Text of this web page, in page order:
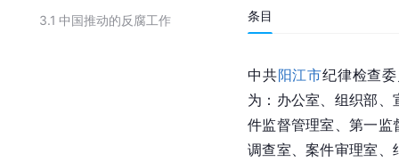
3.1 中国推动的反腐工作 条目
中共阳江市纪律检查
为：办公室、组织部
件监督管理室、第一监
调查室、案件审理室